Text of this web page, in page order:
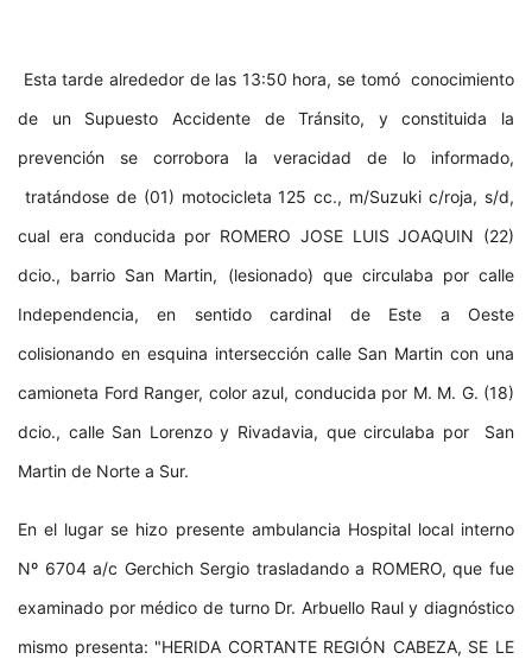
Esta tarde alrededor de las 13:50 hora, se tomó conocimiento
de un Supuesto Accidente de Tránsito, y constituida la
prevención se corrobora la veracidad de lo informado,
tratándose de (01) motocicleta 125 cc., m/Suzuki c/roja, s/d,
cual era conducida por ROMERO JOSE LUIS JOAQUIN (22)
dcio., barrio San Martin, (lesionado) que circulaba por calle
Independencia, en sentido cardinal de Este a Oeste
colisionando en esquina intersección calle San Martin con una
camioneta Ford Ranger, color azul, conducida por M. M. G. (18)
dcio., calle San Lorenzo y Rivadavia, que circulaba por San
Martin de Norte a Sur.
En el lugar se hizo presente ambulancia Hospital local interno
Nº 6704 a/c Gerchich Sergio trasladando a ROMERO, que fue
examinado por médico de turno Dr. Arbuello Raul y diagnóstico
mismo presenta: "HERIDA CORTANTE REGIÓN CABEZA, SE LE